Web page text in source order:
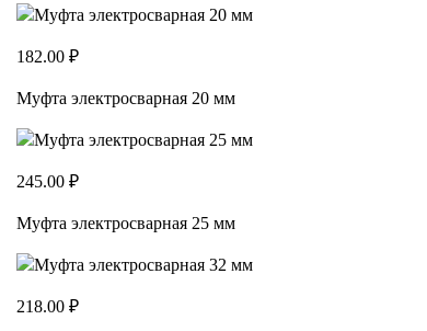
182.00 ₽
Муфта электросварная 20 мм
245.00 ₽
Муфта электросварная 25 мм
218.00 ₽